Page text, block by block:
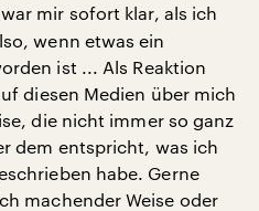
mir sofort klar, als ich
wenn etwas ein
ist ... Als Reaktion
diesen Medien über mich
die nicht immer so ganz
dem entspricht, was ich
habe. Gerne
machender Weise oder